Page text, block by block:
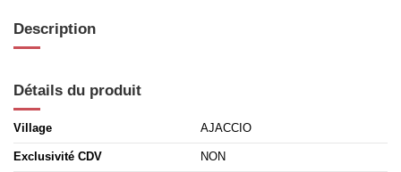
Description
Détails du produit
Village AJACCIO
Exclusivité CDV NON